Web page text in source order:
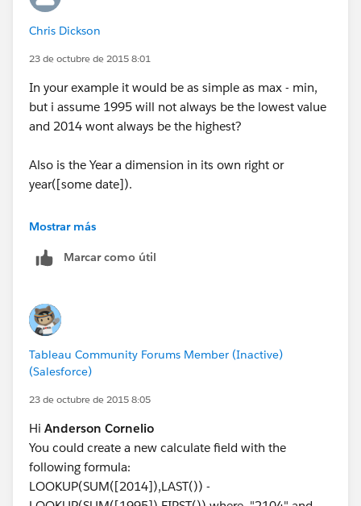
Chris Dickson
23 de octubre de 2015 8:01
In your example it would be as simple as max - min,
but i assume 1995 will not always be the lowest value
and 2014 wont always be the highest?
Also is the Year a dimension in its own right or
year([some date]).
Are you able to attach a workbook we could use to
Mostrar más
Marcar como útil
Tableau Community Forums Member (Inactive)
(Salesforce)
23 de octubre de 2015 8:05
Hi Anderson Cornelio
You could create a new calculate field with the
following formula:
LOOKUP(SUM([2014]),LAST()) -